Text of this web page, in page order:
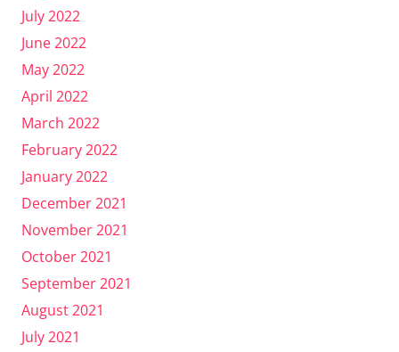
July 2022
June 2022
May 2022
April 2022
March 2022
February 2022
January 2022
December 2021
November 2021
October 2021
September 2021
August 2021
July 2021